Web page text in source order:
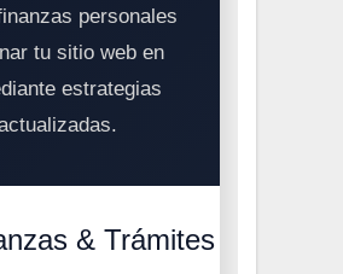
personales
tu sitio web en
estrategias
& Trámites